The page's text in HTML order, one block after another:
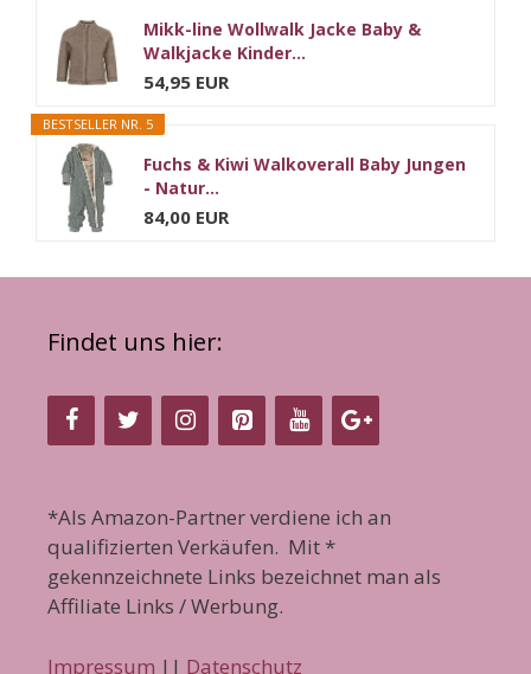
Mikk-line Wollwalk Jacke Baby &
Walkjacke Kinder...
54,95 EUR
BESTSELLER NR. 5
Fuchs & Kiwi Walkoverall Baby Jungen
- Natur...
84,00 EUR
Findet uns hier:
*Als Amazon-Partner verdiene ich an
qualifizierten Verkäufen. Mit *
gekennzeichnete Links bezeichnet man als
Affiliate Links / Werbung.
Impressum || Datenschutz